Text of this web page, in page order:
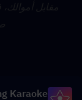
Karaoke